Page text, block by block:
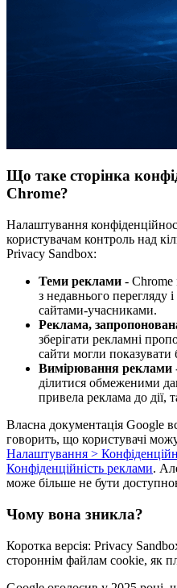
Що таке сторінка
Chrome?
Налаштування
користувачам контроль над
Privacy Sandbox:
Теми реклами - Chrome
з недавнього перегляду
сайтами-учасниками.
Реклама,
зберігати рекламні
сайти могли показувати
Вимірювання реклами
ділитися обмеженими
привела реклама до дії,
Власна документація Google
говорить, що користувачі
Налаштування >
Конфіденційність реклами.
може більше не бути
Чому вона зникла?
Коротка версія: Privacy
стороннім файлам cookie, як